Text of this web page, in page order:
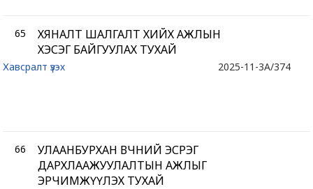
65
ХЯНАЛТ ШАЛГАЛТ ХИЙХ АЖЛЫН
ХЭСЭГ БАЙГУУЛАХ ТУХАЙ
2025-11-3A/374
Хавсралт үзэх
66
УЛААНБУРХАН ӨВЧНИЙ ЭСРЭГ
ДАРХЛААЖУУЛАЛТЫН АЖЛЫГ
ЭРЧИМЖҮҮЛЭХ ТУХАЙ